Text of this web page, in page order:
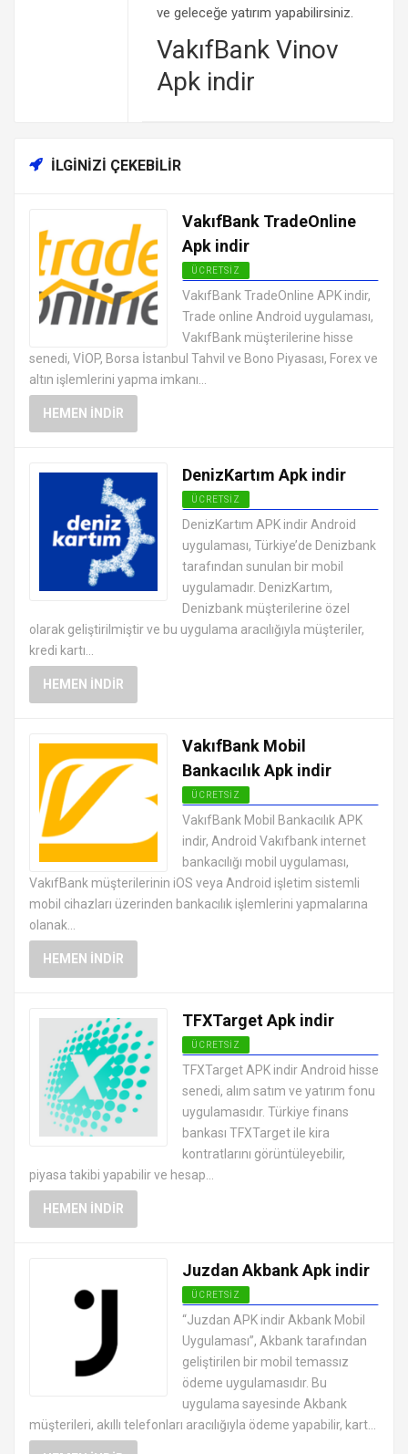
ve geleceğe yatırım yapabilirsiniz.
VakıfBank Vinov
Apk indir
İLGINIZI ÇEKEBILIR
VakıfBank TradeOnline
Apk indir
ÜCRETSIZ
ANDROID FINANS UYGULAMALARI
APK
VakıfBank TradeOnline APK indir,
Trade online Android uygulaması,
VakıfBank müşterilerine hisse
senedi, VİOP, Borsa İstanbul Tahvil ve Bono Piyasası, Forex ve
altın işlemlerini yapma imkanı...
HEMEN İNDIR
DenizKartım Apk indir
ÜCRETSIZ
ANDROID FINANS UYGULAMALARI
APK
DenizKartım APK indir Android
uygulaması, Türkiye’de Denizbank
tarafından sunulan bir mobil
uygulamadır. DenizKartım,
Denizbank müşterilerine özel
olarak geliştirilmiştir ve bu uygulama aracılığıyla müşteriler,
kredi kartı...
HEMEN İNDIR
VakıfBank Mobil
Bankacılık Apk indir
ÜCRETSIZ
ANDROID FINANS UYGULAMALARI
APK
VakıfBank Mobil Bankacılık APK
indir, Android Vakıfbank internet
bankacılığı mobil uygulaması,
VakıfBank müşterilerinin iOS veya Android işletim sistemli
mobil cihazları üzerinden bankacılık işlemlerini yapmalarına
olanak...
HEMEN İNDIR
TFXTarget Apk indir
ÜCRETSIZ
ANDROID FINANS UYGULAMALARI
APK
TFXTarget APK indir Android hisse
senedi, alım satım ve yatırım fonu
uygulamasıdır. Türkiye finans
bankası TFXTarget ile kira
kontratlarını görüntüleyebilir,
piyasa takibi yapabilir ve hesap...
HEMEN İNDIR
Juzdan Akbank Apk indir
ÜCRETSIZ
ANDROID FINANS UYGULAMALARI
APK
“Juzdan APK indir Akbank Mobil
Uygulaması”, Akbank tarafından
geliştirilen bir mobil temassız
ödeme uygulamasıdır. Bu
uygulama sayesinde Akbank
müşterileri, akıllı telefonları aracılığıyla ödeme yapabilir, kart...